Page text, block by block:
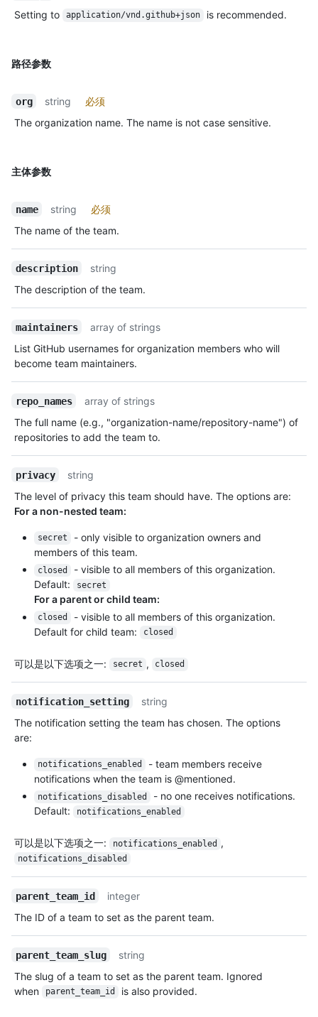
Setting to
application/vnd.github+json is recommended.
路径参数
org string
必须
The organization name. The name is not case sensitive.
主体参数
name string
必须
The name of the team.
description
string
The description of the team.
maintainers
array of strings
List GitHub usernames for organization members who will
become team maintainers.
repo_names
array of strings
The full name (e.g., "organization-name/repository-name") of
repositories to add the team to.
privacy
string
The level of privacy this team should have. The options are:
For a non-nested team:
secret
- only visible to organization owners and
members of this team.
closed
- visible to all members of this organization.
Default:
secret
For a parent or child team:
closed
- visible to all members of this organization.
Default for child team:
closed
可以是以下选项之一: secret , closed
notification_setting
string
The notification setting the team has chosen. The options
are:
notifications_enabled
- team members receive
notifications when the team is @mentioned.
notifications_disabled
- no one receives notifications.
Default:
notifications_enabled
可以是以下选项之一: notifications_enabled ,
notifications_disabled
parent_team_id
integer
The ID of a team to set as the parent team.
parent_team_slug
string
The slug of a team to set as the parent team. Ignored
when
parent_team_id is also provided.